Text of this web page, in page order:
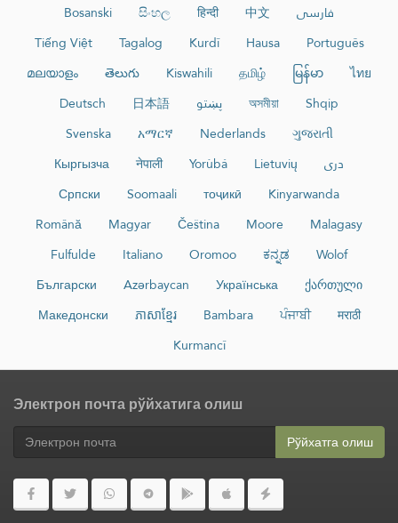
Bosanski
සිංහල हिन्दी 中文
فارسی
Tiếng Việt
Tagalog Kurdî Hausa
Português
മലയാളം
తెలుగు Kiswahili தமிழ் မြန်မာ
ไทย
Deutsch
日本語 پښتو অসমীয়া
Shqip
Svenska
አማርኛ Nederlands
ગુજરાતી
Кыргызча
नेपाली Yorùbá Lietuvių
دری
Српски
Soomaali тоҷикӣ
Kinyarwanda
Română
Magyar Čeština Moore
Malagasy
Fulfulde
Italiano Oromoo ಕನ್ನಡ
Wolof
Български
Azərbaycan Українська
ქართული
Македонски
ភាសាខ្មែរ Bambara ਪੰਜਾਬੀ
मराठी
Kurmancî
Электрон почта рўйхатига олиш
Рўйхатга олиш